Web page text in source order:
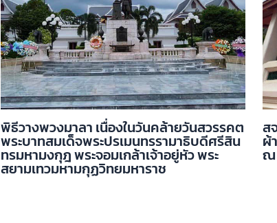
พิธีวางพวงมาลา เนื่องในวันคล้ายวันสวรรคต
พระบาทสมเด็จพระปรเมนทรรามาธิบดีศรีสิน
ทรมหามงกุฎ พระจอมเกล้าเจ้าอยู่หัว พระ
สยามเทวมหามกุฏวิทยมหาราช
ส
ผ้
ณ